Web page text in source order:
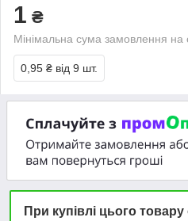
1 ₴
Мінімальна сума замовлення на
0,95 ₴ від 9 шт.
При купівлі цього